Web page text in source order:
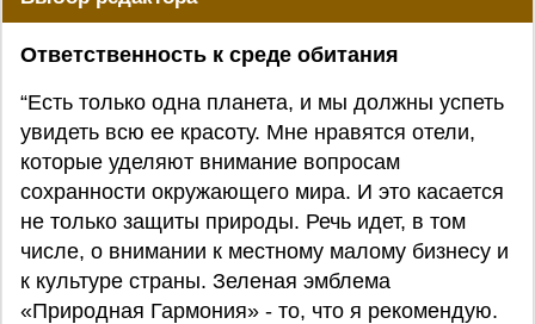
Ответственность к среде обитания
“Есть только одна планета, и мы должны успеть
увидеть всю ее красоту. Мне нравятся отели,
которые уделяют внимание вопросам
сохранности окружающего мира. И это касается
не только защиты природы. Речь идет, в том
числе, о внимании к местному малому бизнесу и
к культуре страны. Зеленая эмблема
«Природная Гармония» - то, что я рекомендую.